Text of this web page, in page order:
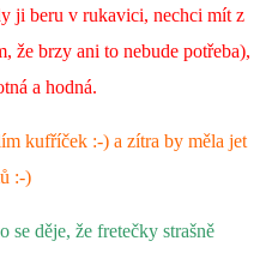
ji beru v rukavici, nechci mít z
že brzy ani to nebude potřeba),
a hodná.
kufříček :-) a zítra by měla jet
:-)
se děje, že fretečky strašně